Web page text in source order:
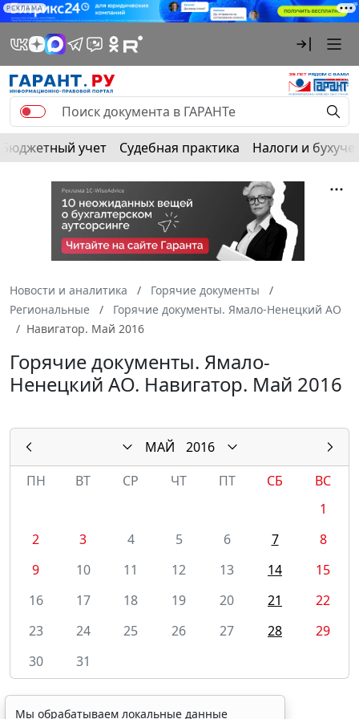
РЕКЛАМА
Бюджетный учет Судебная практика Налоги и
Новости и аналитика
Горячие документы
Региональные
Горячие документы. Ямало-Ненецкий АО
Навигатор. Май 2016
Горячие документы. Ямало-
Ненецкий АО. Навигатор. Май 2016
МАЙ
2016
ПН
ВТ СР ЧТ ПТ СБ
ВС
1
2
3 4 5 6 7
8
9
10 11 12 13 14
15
16
17 18 19 20 21
22
23
24 25 26 27 28
29
30
31
Мы обрабатываем локальные данные